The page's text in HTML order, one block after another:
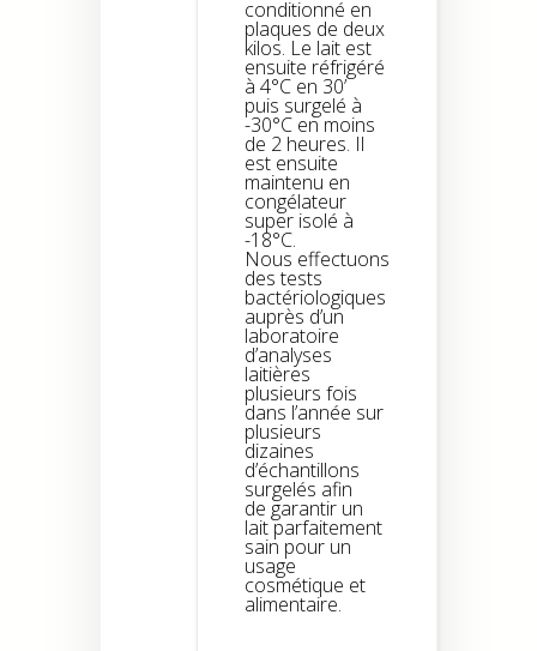
conditionné en
plaques de deux
kilos. Le lait est
ensuite réfrigéré
à 4°C en 30’
puis surgelé à
-30°C en moins
de 2 heures. Il
est ensuite
maintenu en
congélateur
super isolé à
-18°C.
Nous effectuons
des tests
bactériologiques
auprès d’un
laboratoire
d’analyses
laitières
plusieurs fois
dans l’année sur
plusieurs
dizaines
d’échantillons
surgelés afin
de garantir un
lait parfaitement
sain pour un
usage
cosmétique et
alimentaire.